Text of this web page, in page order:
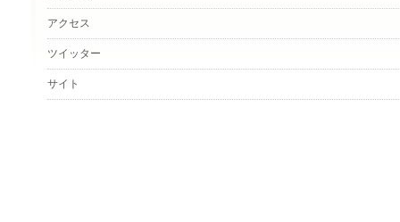
アクセス
ツイッター
サイト